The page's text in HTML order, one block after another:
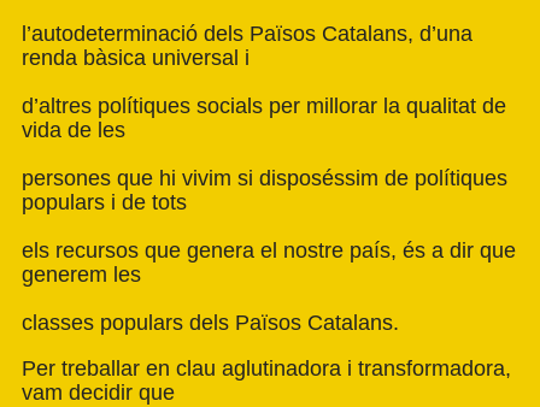
l’autodeterminació dels Països Catalans, d’una
renda bàsica universal i
d’altres polítiques socials per millorar la qualitat de
vida de les
persones que hi vivim si disposéssim de polítiques
populars i de tots
els recursos que genera el nostre país, és a dir que
generem les
classes populars dels Països Catalans.
Per treballar en clau aglutinadora i transformadora,
vam decidir que